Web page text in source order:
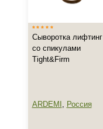
Россия
Показать еще
Тип товара
Гель
Сыворотка лифтинг
со спикулами
Tight&Firm
ARDEMI , Россия